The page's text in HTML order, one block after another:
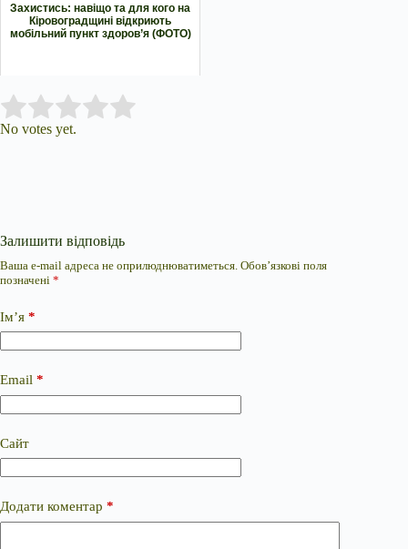
Захистись: навіщо та для кого на
Кіровоградщині відкриють
мобільний пункт здоров’я (ФОТО)
Rate this item:
No votes yet.
Залишити відповідь
Ваша e-mail адреса не оприлюднюватиметься. Обов’язкові поля
позначені *
Ім’я *
Email *
Сайт
Додати коментар *